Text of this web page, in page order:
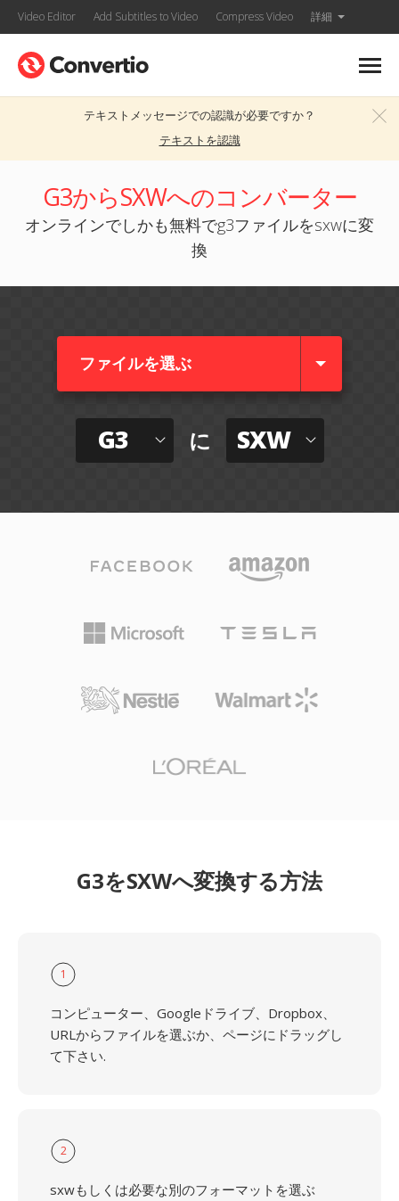
Video Editor Add Subtitles to Video Compress Video 詳細
テキストメッセージでの認識が必要ですか？
テキストを認識
G3からSXWへのコンバーター
オンラインでしかも無料でg3ファイルをsxwに変
換
ファイルを選ぶ
G3 に SXW
G3をSXWへ変換する方法
1
コンピューター、Googleドライブ、Dropbox、
URLからファイルを選ぶか、ページにドラッグし
て下さい.
2
sxwもしくは必要な別のフォーマットを選ぶ